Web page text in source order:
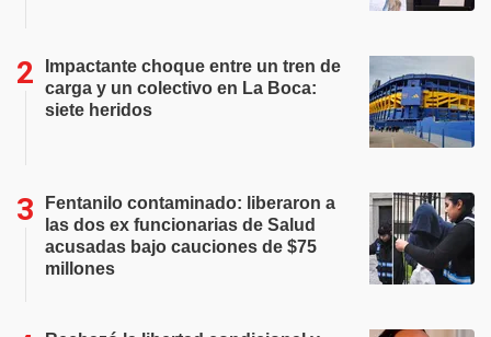
Impactante choque entre un tren de
carga y un colectivo en La Boca:
siete heridos
Fentanilo contaminado: liberaron a
las dos ex funcionarias de Salud
acusadas bajo cauciones de $75
millones